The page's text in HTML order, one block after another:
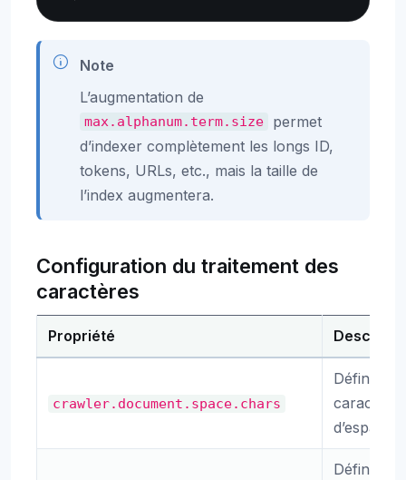
Note
L’augmentation de
max.alphanum.term.size
permet
d’indexer complètement les longs ID,
tokens, URLs, etc., mais la taille de
l’index augmentera.
Configuration du traitement des
caractères
Propriété
crawler.document.space.chars
Définition
caractères
Définition